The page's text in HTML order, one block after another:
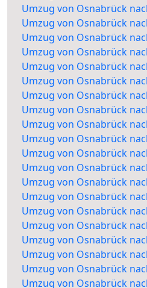
Umzug von Osnabrück
Umzug von Osnabrück
Umzug von Osnabrück
Umzug von Osnabrück
Umzug von Osnabrück
Umzug von Osnabrück
Umzug von Osnabrück
Umzug von Osnabrück
Umzug von Osnabrück
Umzug von Osnabrück
Umzug von Osnabrück
Umzug von Osnabrück
Umzug von Osnabrück
Umzug von Osnabrück
Umzug von Osnabrück
Umzug von Osnabrück
Umzug von Osnabrück
Umzug von Osnabrück
Umzug von Osnabrück
Umzug von Osnabrück